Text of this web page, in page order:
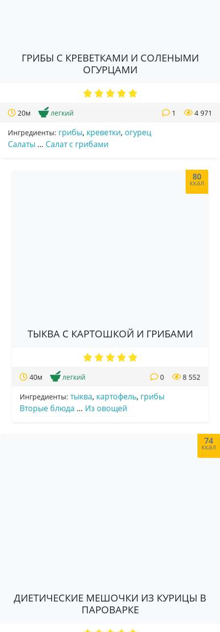
ГРИБЫ С КРЕВЕТКАМИ И СОЛЕНЫМИ
ОГУРЦАМИ
20м легкий 4 971
1
Ингредиенты: грибы, креветки, огурец
Салаты … Салат с грибами
80
ккал
ТЫКВА С КАРТОШКОЙ И ГРИБАМИ
40м легкий 8 552
0
Ингредиенты: тыква, картофель, грибы
Вторые блюда … Из овощей
74
ккал
ДИЕТИЧЕСКИЕ МЕШОЧКИ ИЗ КУРИЦЫ В
ПАРОВАРКЕ